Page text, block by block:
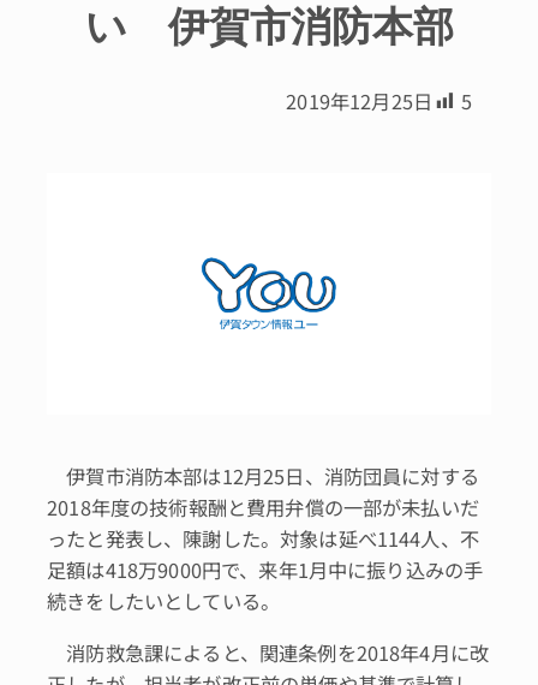
い 伊賀市消防本部
2019年12月25日 5
伊賀市消防本部は12月25日、消防団員に対する
2018年度の技術報酬と費用弁償の一部が未払いだ
ったと発表し、陳謝した。対象は延べ1144人、不
足額は418万9000円で、来年1月中に振り込みの手
続きをしたいとしている。
消防救急課によると、関連条例を2018年4月に改